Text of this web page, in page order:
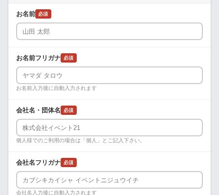
お名前 必須
お名前フリガナ 必須
お名前入力後に自動入力されます
会社名・団体名 必須
個人様でのご利用の場合は「個人」とご記入下さい。
会社名フリガナ 必須
会社名入力後に自動入力されます